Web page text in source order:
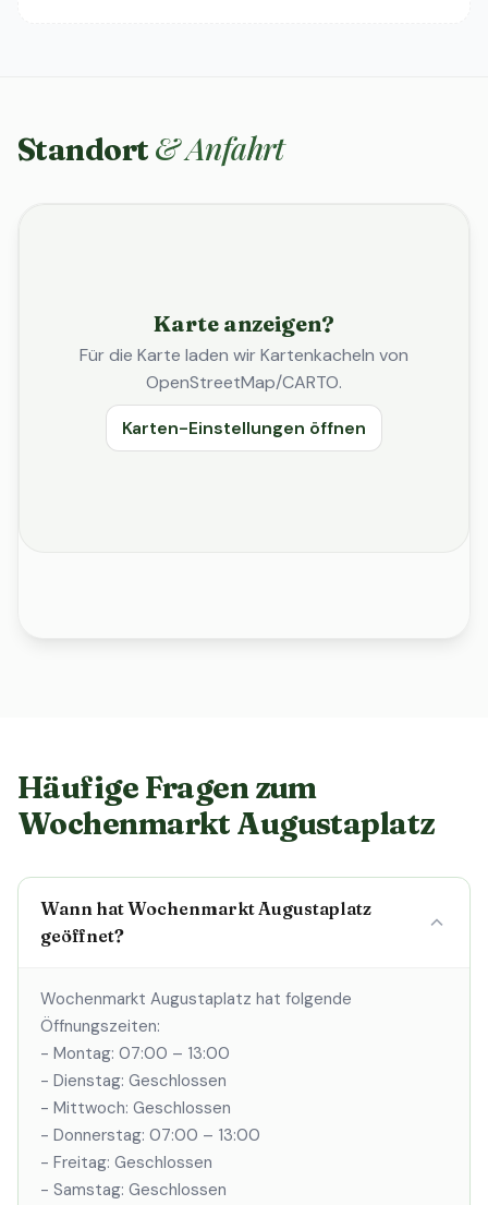
Standort & Anfahrt
Karte anzeigen?
Für die Karte laden wir Kartenkacheln von
OpenStreetMap/CARTO.
Karten-Einstellungen öffnen
Häufige Fragen zum
Wochenmarkt Augustaplatz
Wann hat Wochenmarkt Augustaplatz
geöffnet?
Wochenmarkt Augustaplatz hat folgende
Öffnungszeiten:
- Montag: 07:00 – 13:00
- Dienstag: Geschlossen
- Mittwoch: Geschlossen
- Donnerstag: 07:00 – 13:00
- Freitag: Geschlossen
- Samstag: Geschlossen